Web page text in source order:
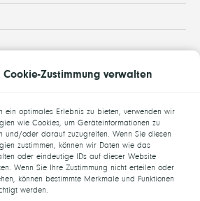
Cookie-Zustimmung verwalten
ein optimales Erlebnis zu bieten, verwenden wir
wie Cookies, um Geräteinformationen zu
und/oder darauf zuzugreifen. Wenn Sie diesen
zustimmen, können wir Daten wie das
oder eindeutige IDs auf dieser Website
Wenn Sie Ihre Zustimmung nicht erteilen oder
können bestimmte Merkmale und Funktionen
werden.